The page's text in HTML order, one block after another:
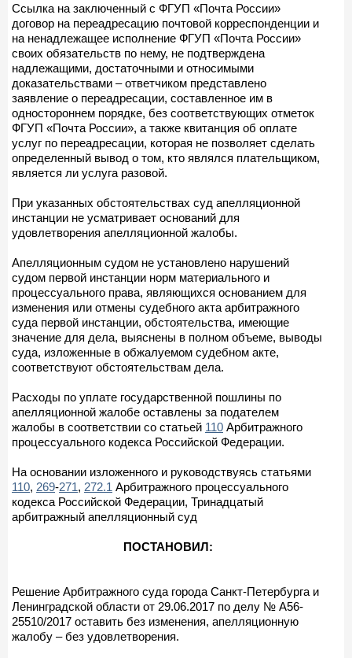
Ссылка на заключенный с ФГУП «Почта России»
договор на переадресацию почтовой корреспонденции и
на ненадлежащее исполнение ФГУП «Почта России»
своих обязательств по нему, не подтверждена
надлежащими, достаточными и относимыми
доказательствами – ответчиком представлено
заявление о переадресации, составленное им в
одностороннем порядке, без соответствующих отметок
ФГУП «Почта России», а также квитанция об оплате
услуг по переадресации, которая не позволяет сделать
определенный вывод о том, кто являлся плательщиком,
является ли услуга разовой.
При указанных обстоятельствах суд апелляционной
инстанции не усматривает оснований для
удовлетворения апелляционной жалобы.
Апелляционным судом не установлено нарушений
судом первой инстанции норм материального и
процессуального права, являющихся основанием для
изменения или отмены судебного акта арбитражного
суда первой инстанции, обстоятельства, имеющие
значение для дела, выяснены в полном объеме, выводы
суда, изложенные в обжалуемом судебном акте,
соответствуют обстоятельствам дела.
Расходы по уплате государственной пошлины по
апелляционной жалобе оставлены за подателем
жалобы в соответствии со статьей 110 Арбитражного
процессуального кодекса Российской Федерации.
На основании изложенного и руководствуясь статьями
110, 269-271, 272.1 Арбитражного процессуального
кодекса Российской Федерации, Тринадцатый
арбитражный апелляционный суд
ПОСТАНОВИЛ:
Решение Арбитражного суда города Санкт-Петербурга и
Ленинградской области от 29.06.2017 по делу № А56-
25510/2017 оставить без изменения, апелляционную
жалобу – без удовлетворения.